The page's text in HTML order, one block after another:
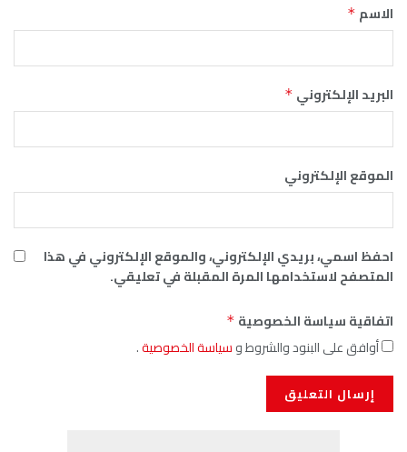
الاسم *
البريد الإلكتروني *
الموقع الإلكتروني
احفظ اسمي، بريدي الإلكتروني، والموقع الإلكتروني في هذا
المتصفح لاستخدامها المرة المقبلة في تعليقي.
اتفاقية سياسة الخصوصية *
أوافق على البنود والشروط وسياسة الخصوصية.